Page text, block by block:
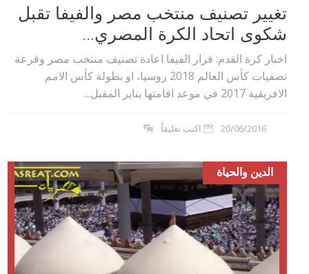
تغيير تصنيف منتخب مصر والفيفا تقبل
شكوى اتحاد الكرة المصري...
اخبار كرة القدم: قرار الفيفا اعادة تصنيف منتخب مصر وقرعة
تصفيات كأس العالم 2018 روسيا، او بطولة كأس الامم
الافريقية 2017 في موعد اقامتها يناير المقبل...
20/06/2016 اكتب تعليقاً
الدين والحياة